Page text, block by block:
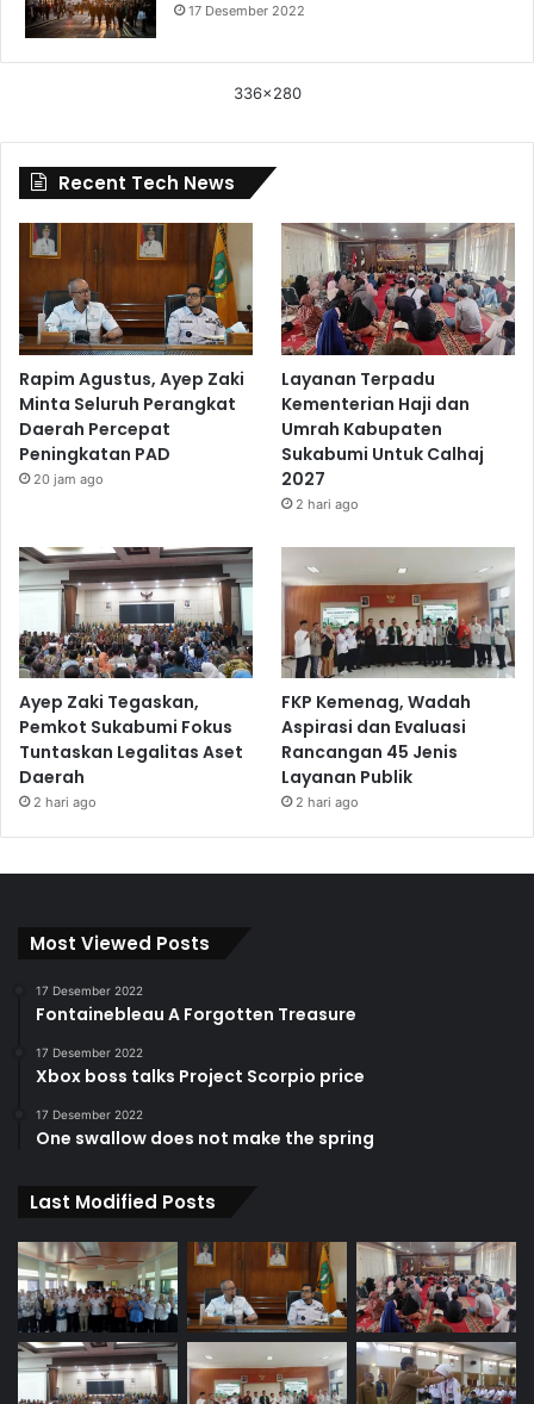
17 Desember 2022
336x280
Recent Tech News
Rapim Agustus, Ayep Zaki
Minta Seluruh Perangkat
Daerah Percepat
Peningkatan PAD
20 jam ago
Layanan Terpadu
Kementerian Haji dan
Umrah Kabupaten
Sukabumi Untuk Calhaj
2027
2 hari ago
Ayep Zaki Tegaskan,
Pemkot Sukabumi Fokus
Tuntaskan Legalitas Aset
Daerah
2 hari ago
FKP Kemenag, Wadah
Aspirasi dan Evaluasi
Rancangan 45 Jenis
Layanan Publik
2 hari ago
Most Viewed Posts
17 Desember 2022
Fontainebleau A Forgotten Treasure
17 Desember 2022
Xbox boss talks Project Scorpio price
17 Desember 2022
One swallow does not make the spring
Last Modified Posts